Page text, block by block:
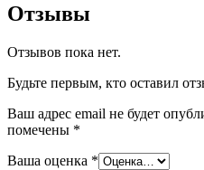
Отзывы
Отзывов пока нет.
Будьте первым, кто оставил
Ваш адрес email не будет
помечены *
Ваша оценка *